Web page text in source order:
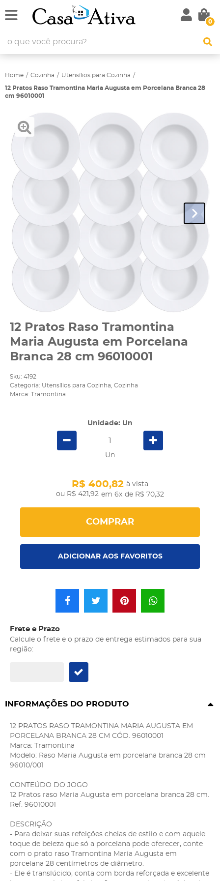
0
Home Cozinha Utensílios para Cozinha
12 Pratos Raso Tramontina Maria Augusta em Porcelana Branca 28
cm 96010001
12 Pratos Raso Tramontina
Maria Augusta em Porcelana
Branca 28 cm 96010001
Sku: 4192
Categoria: Utensílios para Cozinha Cozinha
Marca:
Tramontina
Unidade: Un
Un
R$ 421,92
R$ 400,82 à vista
em 6x de R$ 70,32
COMPRAR
ADICIONAR AOS FAVORITOS
Frete e Prazo
Calcule o frete e o prazo de entrega estimados para sua
região:
INFORMAÇÕES DO PRODUTO
12 PRATOS RASO TRAMONTINA MARIA AUGUSTA EM
PORCELANA BRANCA 28 CM CÓD. 96010001
Marca: Tramontina
Modelo: Raso Maria Augusta em porcelana branca 28 cm
96010/001
CONTEÚDO DO JOGO
12 Pratos raso Maria Augusta em porcelana branca 28 cm.
Ref. 96010001
DESCRIÇÃO
- Para deixar suas refeições cheias de estilo e com aquele
toque de beleza que só a porcelana pode oferecer, conte
com o prato raso Tramontina Maria Augusta em
porcelana 28 centímetros de diâmetro.
- Ele é translúcido, conta com borda reforçada e excelente